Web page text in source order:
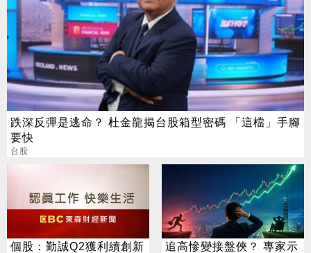
跌深反彈是逃命？ 杜金龍揭台股箱型密碼 「這檔」手腳
要快
台股
個股：勤誠Q2獲利續創新
追高慘變接盤俠？ 專家示